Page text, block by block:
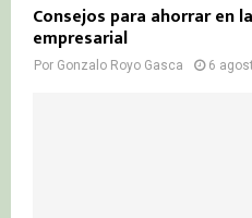
Consejos para ahorrar en
empresarial
Por Gonzalo Royo Gasca 6